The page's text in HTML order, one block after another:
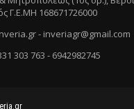
Γ.Ε.ΜΗ 168671726000
- inveriagr@gmail.com
303 763 - 6942982745